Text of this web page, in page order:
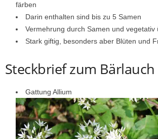
färben
Darin enthalten sind bis zu 5 Samen
Vermehrung durch Samen und vegetativ
Stark giftig, besonders aber Blüten und
Steckbrief zum Bärlauch
Gattung Allium